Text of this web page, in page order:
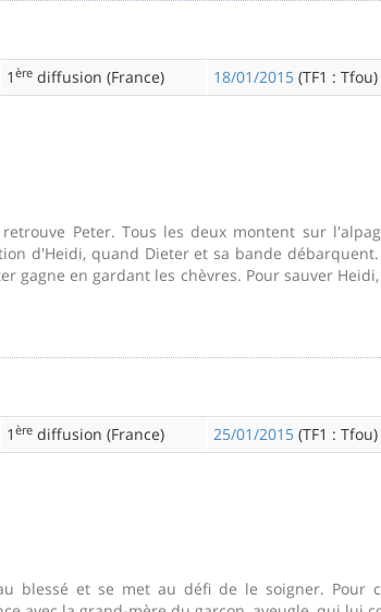
1 èrediffusion (France) 18/01/2015(TF1 : Tfou)
Peter. Tous les deux montent sur
d'Heidi, quand Dieter et sa bande
gagne en gardant les chèvres. Pour sauver
1 èrediffusion (France) 25/01/2015(TF1 : Tfou)
blessé et se met au défi de le soigner. Pour